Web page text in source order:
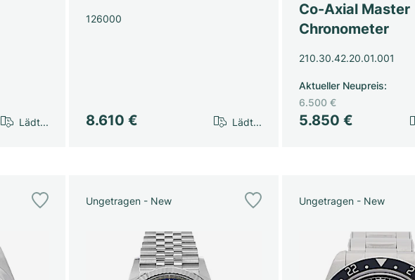
Lädt...
126000
8.610 € Lädt...
Co-Axial Master
Chronometer
210.30.42.20.01.001
5.850 €
Aktueller Neupreis:
6.500 €
Ungetragen - New Ungetragen - New